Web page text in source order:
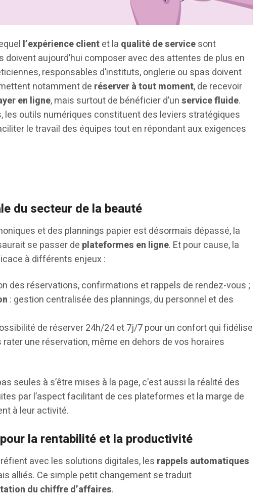
l’expérience clientet la qualité de servicesont
aujourd’hui composer avec des attentes de plus en
responsables d’instituts, onglerie ou spas doivent
notamment de réserver à tout moment, de recevoir
en ligne, mais surtout de bénéficier d’unservice fluide.
les outils numériques constituent des leviers stratégiques
le travail des équipes tout en répondant aux exigences
du secteur de la beauté
et des plannings papier est désormais dépassé, la
se passer de plateformes en ligne. Et pour cause, la
à différents enjeux :
des réservations, confirmations et rappels de rendez-vous ;
: gestion centralisée des plannings, du personnel et des
de réserver 24h/24 et 7j/7 pour un confort qui fidélise
une réservation, même en dehors de vos horaires
seules à s’être mises à la page, c’est aussi la réalité des
par l’aspect facilitant de ces plateformes et la marge de
à leur activité.
la rentabilité et la productivité
avec les solutions digitales, les rappels automatiques
alliés. Ce simple petit changement se traduit
du chiffre d’affaires.